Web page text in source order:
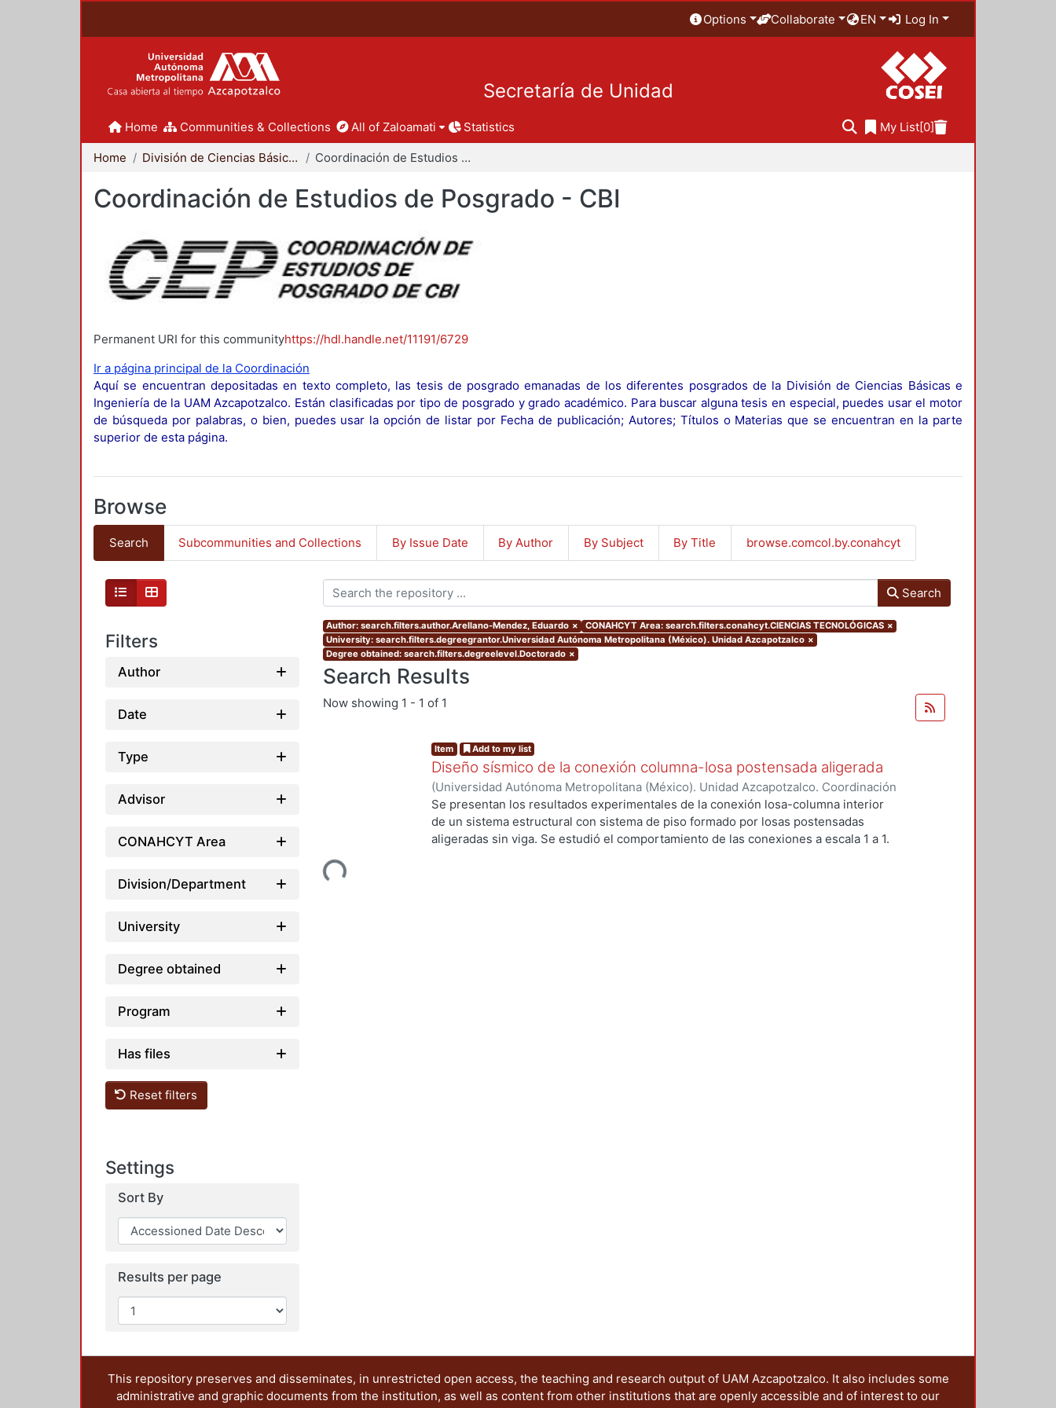
Options Collaborate EN Log In
Secretaría de Unidad
Home Communities & Collections All of Zaloamati Statistics My List[0]
Home División de Ciencias Básicas e Ingeniería Coordinación de Estudios de Posgrado - CBI
Coordinación de Estudios de Posgrado - CBI
Permanent URI for this communityhttps://hdl.handle.net/11191/6729
Ir a página principal de la Coordinación
Aquí se encuentran depositadas en texto completo, las tesis de posgrado emanadas de los diferentes posgrados de la División de Ciencias Básicas e
Ingeniería de la UAM Azcapotzalco. Están clasificadas por tipo de posgrado y grado académico. Para buscar alguna tesis en especial, puedes usar el motor
de búsqueda por palabras, o bien, puedes usar la opción de listar por Fecha de publicación; Autores; Títulos o Materias que se encuentran en la parte
superior de esta página.
Browse
Search Subcommunities and Collections By Issue Date By Author By Subject By Title browse.comcol.by.conahcyt
Filters
Author
Date
Type
Advisor
CONAHCYT Area
Division/Department
University
Degree obtained
Program
Has files
Reset filters
Settings
Sort By
Results per page
Search
Author: search.filters.author.Arellano-Mendez, Eduardo × CONAHCYT Area: search.filters.conahcyt.CIENCIAS TECNOLÓGICAS ×
University: search.filters.degreegrantor.Universidad Autónoma Metropolitana (México). Unidad Azcapotzalco ×
Degree obtained: search.filters.degreelevel.Doctorado ×
Search Results
Now showing 1 - 1 of 1
Loading...
Item Add to my list
Diseño sísmico de la conexión columna-losa postensada aligerada
(Universidad Autónoma Metropolitana (México). Unidad Azcapotzalco. Coordinación
de Servicios de Información. ,2013-09)Arellano-Mendez, Eduardo
Se presentan los resultados experimentales de la conexión losa-columna interior
de un sistema estructural con sistema de piso formado por losas postensadas
aligeradas sin viga. Se estudió el comportamiento de las conexiones a escala 1 a 1.
This repository preserves and disseminates, in unrestricted open access, the teaching and research output of UAM Azcapotzalco. It also includes some
administrative and graphic documents from the institution, as well as content from other institutions that are openly accessible and of interest to our